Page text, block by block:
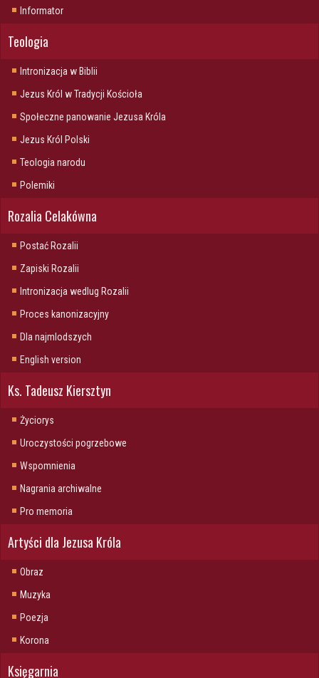
Informator
Teologia
Intronizacja w Biblii
Jezus Król w Tradycji Kościoła
Społeczne panowanie Jezusa Króla
Jezus Król Polski
Teologia narodu
Polemiki
Rozalia Celakówna
Postać Rozalii
Zapiski Rozalii
Intronizacja wedlug Rozalii
Proces kanonizacyjny
Dla najmlodszych
English version
Ks. Tadeusz Kiersztyn
Życiorys
Uroczystości pogrzebowe
Wspomnienia
Nagrania archiwalne
Pro memoria
Artyści dla Jezusa Króla
Obraz
Muzyka
Poezja
Korona
Księgarnia